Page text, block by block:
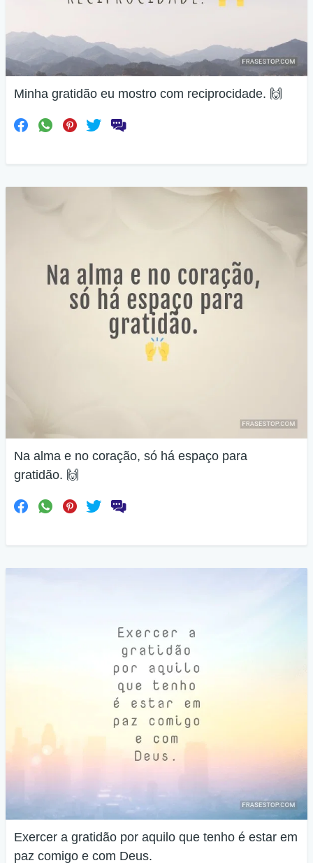
Minha gratidão eu mostro com reciprocidade. 🙌
Na alma e no coração, só há espaço para
gratidão. 🙌
Exercer a gratidão por aquilo que tenho é estar em
paz comigo e com Deus.